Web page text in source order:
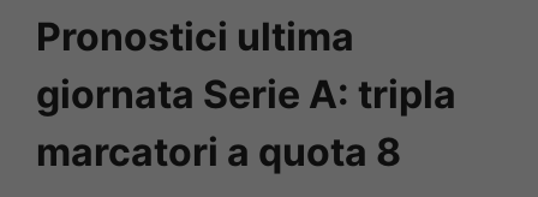
Pronostici ultima
giornata Serie A: tripla
marcatori a quota 8